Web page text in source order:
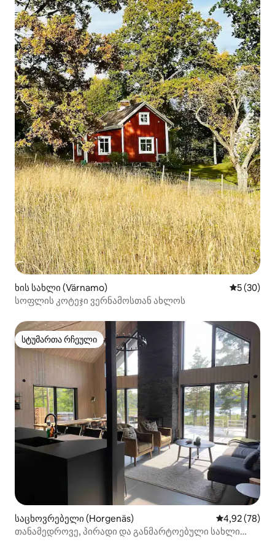
ხის სახლი (Värnamo) საშუალო
5 (30)
სოფლის კოტეჯი ვერნამოსთან ახლოს
სტუმართა რჩეული
სტუმართა რჩეული
საცხოვრებელი (Horgenäs) საშუალო
4,92 (78)
თანამედროვე, პირადი და განმარტოებული სახლი